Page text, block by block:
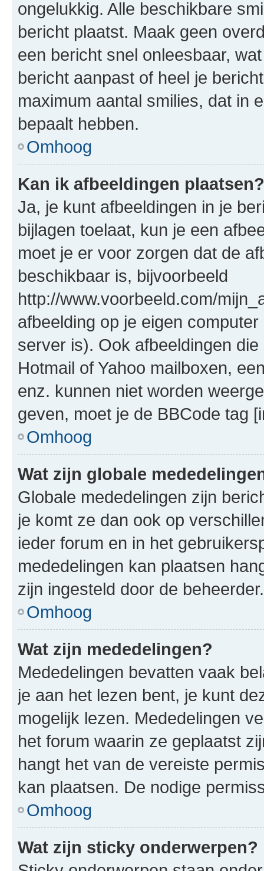
ongelukkig. Alle beschikbare
bericht plaatst. Maak geen
een bericht snel onleesbaar,
bericht aanpast of heel je
maximum aantal smilies, dat in
bepaalt hebben.
Omhoog
Kan ik afbeeldingen plaatsen?
Ja, je kunt afbeeldingen in je
bijlagen toelaat, kun je een
moet je er voor zorgen dat de
beschikbaar is, bijvoorbeeld
http://www.voorbeeld.com/
afbeelding op je eigen
server is). Ook afbeeldingen
Hotmail of Yahoo mailboxen,
enz. kunnen niet worden
geven, moet je de BBCode tag
Omhoog
Wat zijn globale
Globale mededelingen zijn
je komt ze dan ook op
ieder forum en in het
mededelingen kan plaatsen
zijn ingesteld door de beheerder.
Omhoog
Wat zijn mededelingen?
Mededelingen bevatten vaak
je aan het lezen bent, je kunt
mogelijk lezen. Mededelingen
het forum waarin ze geplaatst
hangt het van de vereiste
kan plaatsen. De nodige
Omhoog
Wat zijn sticky onderwerpen?